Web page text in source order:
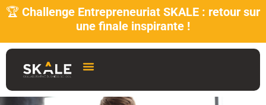
🏆 Challenge Entrepreneuriat SKALE : retour sur
une finale inspirante !